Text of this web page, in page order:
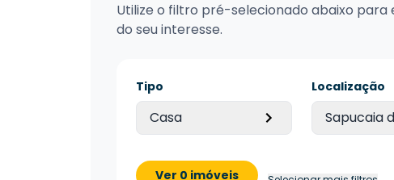
Utilize o filtro pré-selecionado abaixo
do seu interesse.
Tipo
Casa
Localização
Sapucaia
Ver 0 imóveis